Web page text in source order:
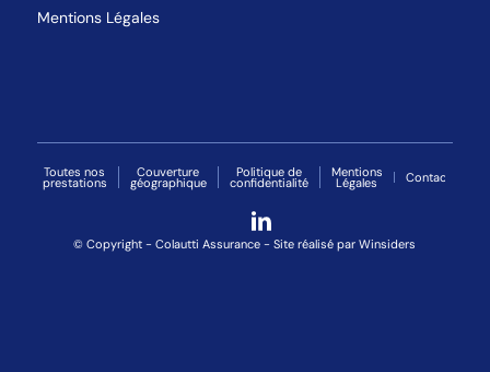
Mentions Légales
© Copyright - Colautti Assurance - Site réalisé parWinsiders
Toutes nos
prestations
Couverture
géographique
Politique de
confidentialité
Mentions
Légales Contact